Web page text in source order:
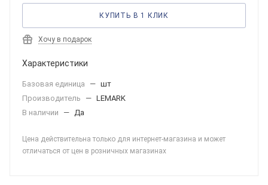
КУПИТЬ В 1 КЛИК
Хочу в подарок
Характеристики
Базовая единица — шт
Производитель
— LEMARK
В наличии
— Да
Цена действительна только для интернет-магазина и может
отличаться от цен в розничных магазинах